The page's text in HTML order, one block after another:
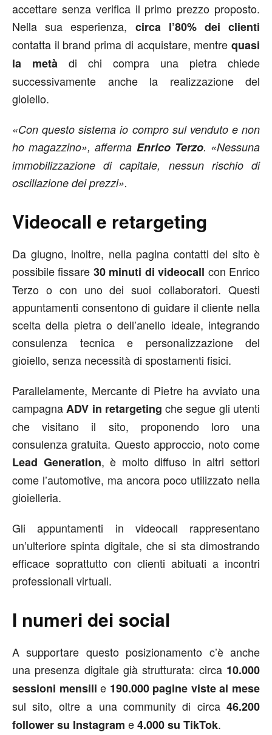
accettare senza verifica il primo prezzo proposto.
Nella sua esperienza, circa l’80% dei clienti
contatta il brand prima di acquistare, mentre quasi
la metà di chi compra una pietra chiede
successivamente anche la realizzazione del
gioiello.
«Con questo sistema io compro sul venduto e non
ho magazzino», afferma Enrico Terzo. «Nessuna
immobilizzazione di capitale, nessun rischio di
oscillazione dei prezzi».
Videocall e retargeting
Da giugno, inoltre, nella pagina contatti del sito è
possibile fissare 30 minuti di videocall con Enrico
Terzo o con uno dei suoi collaboratori. Questi
appuntamenti consentono di guidare il cliente nella
scelta della pietra o dell’anello ideale, integrando
consulenza tecnica e personalizzazione del
gioiello, senza necessità di spostamenti fisici.
Parallelamente, Mercante di Pietre ha avviato una
campagnaADV in retargeting che segue gli utenti
che visitano il sito, proponendo loro una
consulenza gratuita. Questo approccio, noto come
Lead Generation, è molto diffuso in altri settori
come l’automotive, ma ancora poco utilizzato nella
gioielleria.
Gli appuntamenti in videocall rappresentano
un’ulteriore spinta digitale, che si sta dimostrando
efficace soprattutto con clienti abituati a incontri
professionali virtuali.
I numeri dei social
A supportare questo posizionamento c’è anche
una presenza digitale già strutturata: circa 10.000
sessioni mensili e 190.000 pagine viste al mese
sul sito, oltre a una community di circa 46.200
follower su Instagram e4.000 su TikTok.